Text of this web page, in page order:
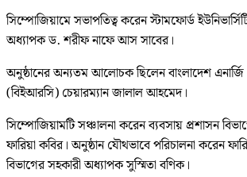
সিম্পোজিয়ামে সভাপতিত্ব করেন স্টামফোর্ড
অধ্যাপক ড. শরীফ নাফে আস সাবের।
অনুষ্ঠানের অন্যতম আলোচক ছিলেন বাংলাদেশ
(বিইআরসি) চেয়ারম্যান জালাল আহমেদ।
সিম্পোজিয়ামটি সঞ্চালনা করেন ব্যবসায় প্রশাসন
ফারিয়া কবির। অনুষ্ঠান যৌথভাবে পরিচালনা করেন
বিভাগের সহকারী অধ্যাপক সুস্মিতা বণিক।